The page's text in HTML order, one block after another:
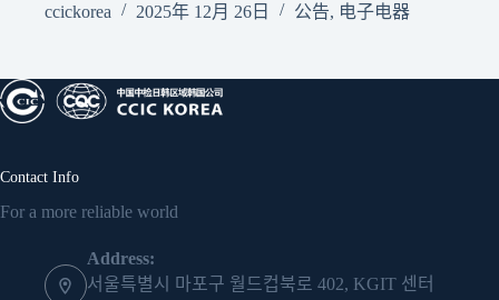
ccickorea 2025年 12月 26日 公告, 电子电器
Contact Info
For a more reliable world
Address:
서울특별시 마포구 월드컵북로 402, KGIT 센터